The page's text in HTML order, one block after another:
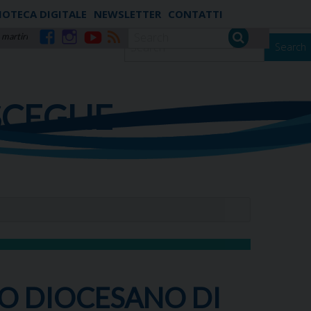
martiri
DIGITALE NEWSLETTER CONTATTI
Search
DIOCESANO DI